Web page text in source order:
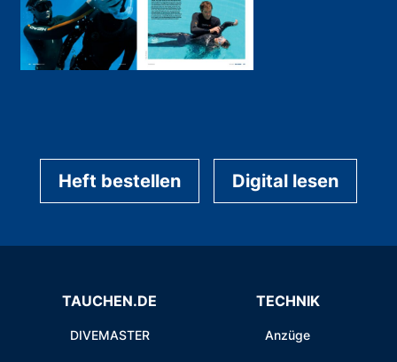
Heft bestellen Digital lesen
TAUCHEN.DE
DIVEMASTER
TECHNIK
Anzüge